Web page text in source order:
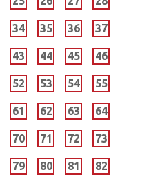
34 35 36 37
43 44 45 46
52 53 54 55
61 62 63 64
70 71 72 73
79 80 81 82